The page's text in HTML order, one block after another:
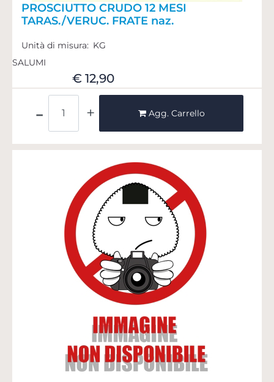
PROSCIUTTO CRUDO 12 MESI
TARAS./VERUC. FRATE naz.
Unità di misura: KG
SALUMI
€ 12,90
Agg. Carrello